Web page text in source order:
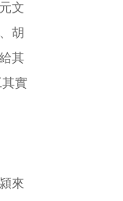
文
胡
其
實
來